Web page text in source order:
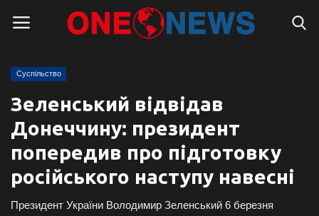
Логін
Головна
Контакти
Про нас
Суспільство
Зеленський відвідав
Донеччину: президент
попередив про підготовку
російського наступу навесні
Президент України Володимир Зеленський 6 березня